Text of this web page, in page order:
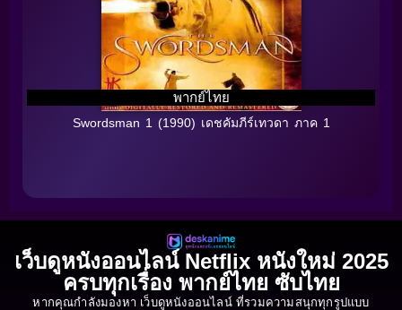
พากย์ไทย
Swordsman 1 (1990) เดชคัมภีร์เทวดา ภาค 1
เว็บดูหนังออนไลน์ Netflix หนังใหม่ 2025
ครบทุกเรื่อง พากย์ไทย ซับไทย
หากคุณกำลังมองหา เว็บดูหนังออนไลน์ ที่รวมความสนุกทุกรูปแบบ